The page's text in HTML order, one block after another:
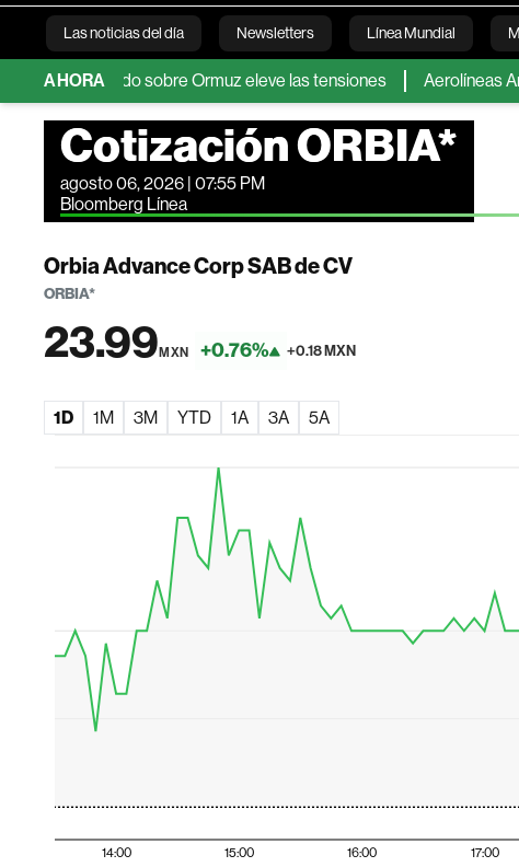
Las noticias del día Newsletters Línea Mundial
Bloomberg
AHORA
sobre Ormuz eleve las tensiones Aerolíneas Argentinas
Cotización ORBIA*
agosto 06, 2026 | 07:55 PM
Bloomberg Línea
Orbia Advance Corp SAB de CV
ORBIA*
23.99MXN +0.76% +0.18 MXN
1D 1M 3M YTD 1A 3A 5A
14:00 15:00 16:00 17:00